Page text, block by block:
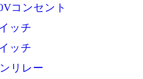
コンセント
ッチ
ッチ
リレー